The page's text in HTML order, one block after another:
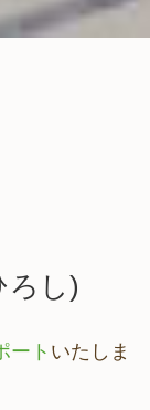
ろし)
ート いたしま